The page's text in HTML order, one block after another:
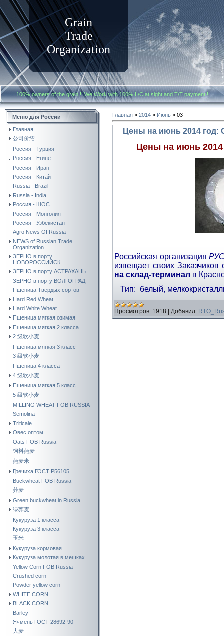
Grain
Trade
Organization
100% owners of the grain!!! We Work with100% L/C at sight and T/T payment
Меню для России
Главная
公司价绍
Россия - Турция
Россия - Египет
Россия - Иран
Россия - Китай
Russia - Brazil
Russia - India
Россия - ШОС
Россия - Монголия
Россия - Узбекистан
Agro News Of Russia
NEWS of Russian Trade
Organization
ЗЕРНО в порту
НОВОРОССИЙСК
ЗЕРНО в порту АСТРАХАНЬ
ЗЕРНО в порту ВОЛГОГРАД
Пшеница Твердых сортов
Hard Red Wheat
Hard White Wheat
Пшеница мягкая озимая
Пшеница мягкая 2 класса
2 级软小麦
Пшеница мягкая 3 класс
3 级软小麦
Пшеница 4 класса
4 级软小麦
Пшеница мягкая 5 класс
5 级软小麦
MILLING WHEAT FOB RUSSIA
Semolina
Triticale
Овес оптом
Oats FOB Russia
饲料燕麦
燕麦米
Гречиха ГОСТ Р56105
Buckwheat FOB Russia
荞麦
Green buckwheat in Russia
绿荞麦
Кукуруза 1 класса
Кукуруза 3 класса
玉米
Кукуруза кормовая
Кукуруза молотая в мешках
Yellow Corn FOB Russia
Crushed corn
Powder yellow corn
WHITE CORN
BLACK CORN
Barley
Ячмень ГОСТ 28692-90
大麦
Главная » 2014 » Июнь » 03
Цены на июнь 2014 год:
Цены на июнь
Российская организация
извещает своих
на склад-терминал в
Тип: белый,
Просмотров: 1918 | Добавил: